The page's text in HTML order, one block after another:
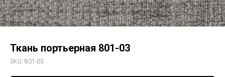
Ткань портьерная 801-03
SKU: 801-03